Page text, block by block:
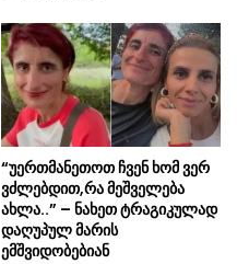
“უერთმანეთოთ ჩვენ ხომ ვერ
ვძლებდით,რა მეშველება
ახლა..” – ნახეთ ტრაგიკულად
დაღუპულ მარის
ემშვიდობებიან